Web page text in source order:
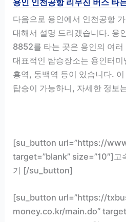
다음으로 용인에서 인천공항
대해서 설명 드리겠습니다. 용
8852를 타는 곳은 용인의 여
대표적인 탑승장소는 용인터
흥역, 동백역 등이 있습니다.
탑승이 가능하니, 자세한 정보
[su_button url=”https://
target=”blank” size=”10″]고
기 [/su_button]
[su_button url=”https://
money.co.kr/main.do”